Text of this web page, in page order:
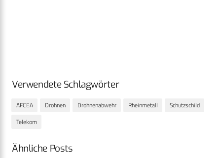
Verwendete Schlagwörter
AFCEA Drohnen Drohnenabwehr Rheinmetall
Schutzschild
Telekom
Ähnliche Posts